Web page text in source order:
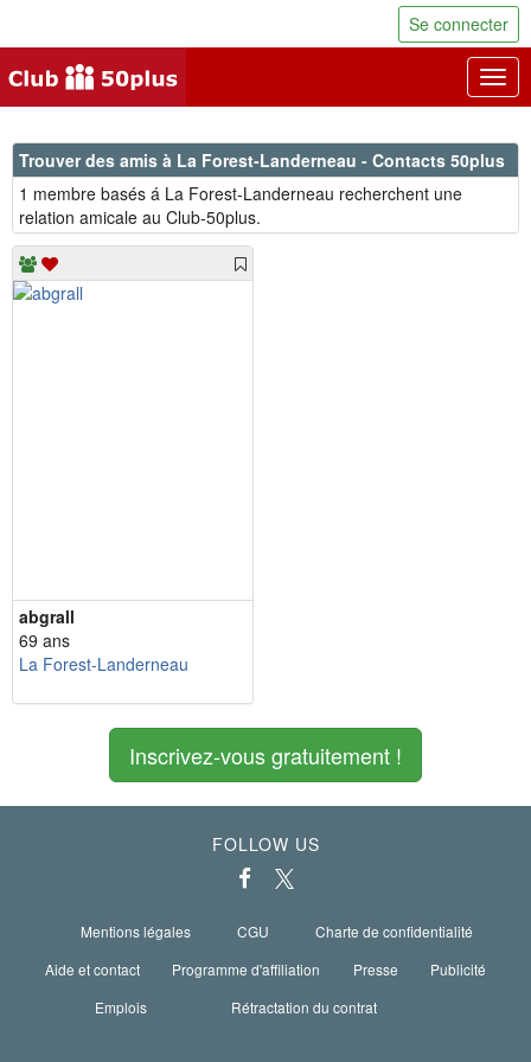
Se connecter
Trouver des amis à La Forest-Landerneau - Contacts 50plus
1 membre basés á La Forest-Landerneau recherchent une
relation amicale au Club-50plus.
abgrall
69 ans
La Forest-Landerneau
Inscrivez-vous gratuitement !
FOLLOW US
Mentions légales CGU
Charte de confidentialité
Aide et contact
Programme d'affiliation Presse
Publicité
Emplois
Rétractation du contrat